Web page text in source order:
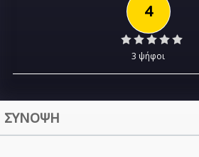
4
3 ψήφοι
ΣΥΝΟΨΗ